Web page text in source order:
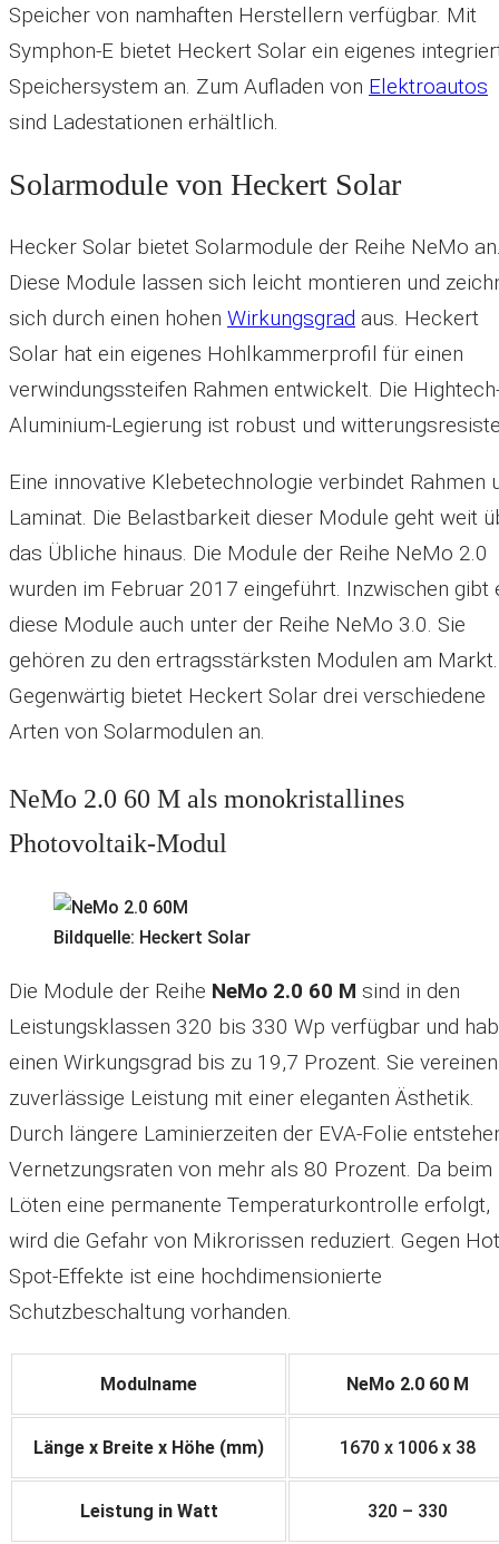
Speicher von namhaften Herstellern verfügbar. Mit
Symphon-E bietet Heckert Solar ein eigenes
Speichersystem an. Zum Aufladen von Elektroautos
sind Ladestationen erhältlich.
Solarmodule von Heckert Solar
Hecker Solar bietet Solarmodule der Reihe NeMo
Diese Module lassen sich leicht montieren und
sich durch einen hohen Wirkungsgrad aus. Heckert
Solar hat ein eigenes Hohlkammerprofil für einen
verwindungssteifen Rahmen entwickelt. Die
Aluminium-Legierung ist robust und
Eine innovative Klebetechnologie verbindet Rahmen
Laminat. Die Belastbarkeit dieser Module geht weit
das Übliche hinaus. Die Module der Reihe NeMo 2.0
wurden im Februar 2017 eingeführt. Inzwischen gibt
diese Module auch unter der Reihe NeMo 3.0. Sie
gehören zu den ertragsstärksten Modulen am Markt.
Gegenwärtig bietet Heckert Solar drei verschiedene
Arten von Solarmodulen an.
NeMo 2.0 60 M als monokristallines
Photovoltaik-Modul
Bildquelle: Heckert Solar
Die Module der Reihe NeMo 2.0 60 M sind in den
Leistungsklassen 320 bis 330 Wp verfügbar und
einen Wirkungsgrad bis zu 19,7 Prozent. Sie vereinen
zuverlässige Leistung mit einer eleganten Ästhetik.
Durch längere Laminierzeiten der EVA-Folie
Vernetzungsraten von mehr als 80 Prozent. Da beim
Löten eine permanente Temperaturkontrolle erfolgt,
wird die Gefahr von Mikrorissen reduziert. Gegen
Spot-Effekte ist eine hochdimensionierte
Schutzbeschaltung vorhanden.
Modulname NeMo 2.0 60 M
Länge x Breite x Höhe (mm) 1670 x 1006 x 38
Leistung in Watt 320 – 330